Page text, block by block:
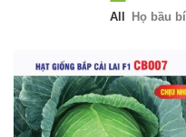
All Họ bầu bí